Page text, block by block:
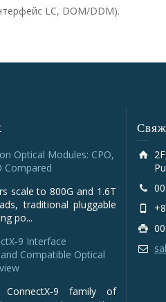
LC, DOM/DDM).
Optical Modules: CPO,
Compared
scale to 800G and 1.6T
traditional pluggable
po...
Interface
Compatible Optical
family of